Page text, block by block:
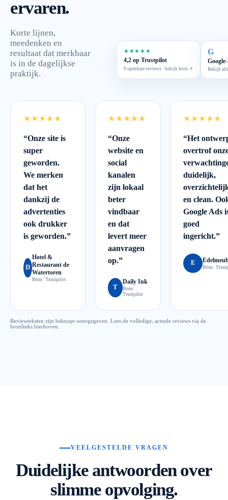
ervaren.
Korte lijnen,
meedenken en
resultaat dat merkbaar
is in de dagelijkse
praktijk.
★★★★★
4,2 op Trustpilot
9 openbare reviews · bekijk bron ↗
G
Bekijk
★★★★★
“Onze site is
super
geworden.
We merken
dat het
dankzij de
advertenties
ook drukker
is geworden.”
D
Hotel &
Restaurant de
Watertoren
Bron: Trustpilot
★★★★★
“Onze
website en
social
kanalen
zijn lokaal
beter
vindbaar
en dat
levert meer
aanvragen
op.”
T
Daily Ink
Bron:
Trustpilot
★★★★★
“Het
overtrof
duidelijk,
en clean.
Google Ads
goed
ingericht.”
E
Bron:
Reviewteksten zijn beknopt weergegeven. Lees de volledige, actuele reviews via de
bronlinks hierboven.
VEELGESTELDE VRAGEN
Duidelijke antwoorden over
slimme opvolging.